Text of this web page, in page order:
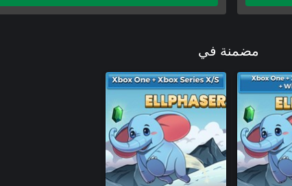
Penguin Flight
Penguin Flight: Beyond The Clouds (Windows)
Penguin Flight: Beyond The Clouds (Xbox
One)
Steampunch
Steampunch (Windows)
Steampunch (Xbox One)
Ziggy
Ziggy (Windows)
مضمنة في